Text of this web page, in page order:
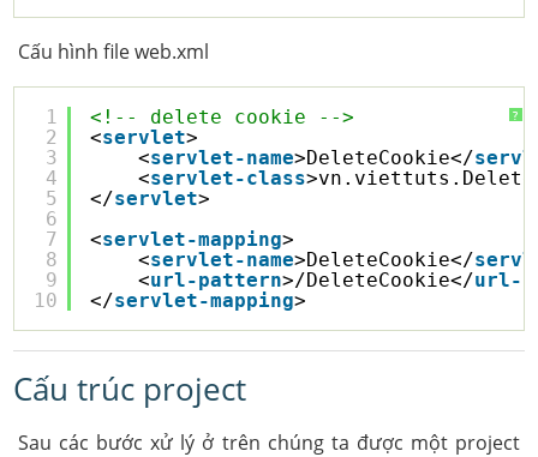
Cấu hình file web.xml
?
1
2
3
4
5
6
7
8
9
10
<!-- delete cookie -->
<servlet>
<servlet-name>DeleteCookie</
<servlet-class
</servlet>
<servlet-mapping>
<servlet-name>DeleteCookie</
<url-pattern>/DeleteCookie</url-
</servlet-mapping>
Cấu trúc project
Sau các bước xử lý ở trên chúng ta được một project